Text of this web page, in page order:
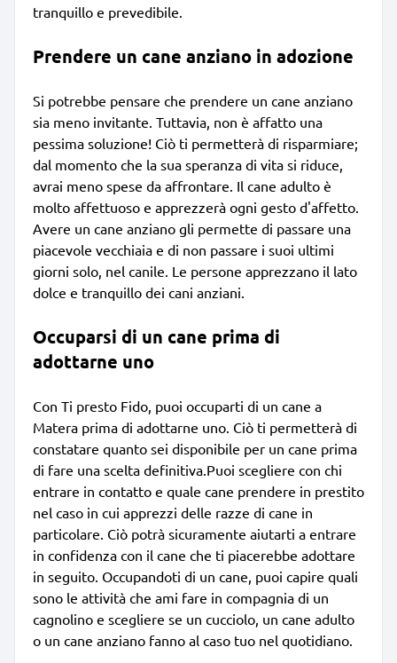
tranquillo e prevedibile.
Prendere un cane anziano in adozione
Si potrebbe pensare che prendere un cane anziano
sia meno invitante. Tuttavia, non è affatto una
pessima soluzione! Ciò ti permetterà di risparmiare;
dal momento che la sua speranza di vita si riduce,
avrai meno spese da affrontare. Il cane adulto è
molto affettuoso e apprezzerà ogni gesto d'affetto.
Avere un cane anziano gli permette di passare una
piacevole vecchiaia e di non passare i suoi ultimi
giorni solo, nel canile. Le persone apprezzano il lato
dolce e tranquillo dei cani anziani.
Occuparsi di un cane prima di
adottarne uno
Con Ti presto Fido, puoi occuparti di un cane a
Matera prima di adottarne uno. Ciò ti permetterà di
constatare quanto sei disponibile per un cane prima
di fare una scelta definitiva.Puoi scegliere con chi
entrare in contatto e quale cane prendere in prestito
nel caso in cui apprezzi delle razze di cane in
particolare. Ciò potrà sicuramente aiutarti a entrare
in confidenza con il cane che ti piacerebbe adottare
in seguito. Occupandoti di un cane, puoi capire quali
sono le attività che ami fare in compagnia di un
cagnolino e scegliere se un cucciolo, un cane adulto
o un cane anziano fanno al caso tuo nel quotidiano.